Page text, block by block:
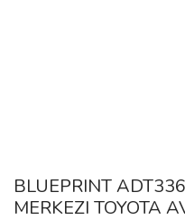
BLUEPRINT
MERKEZI TOYOTA